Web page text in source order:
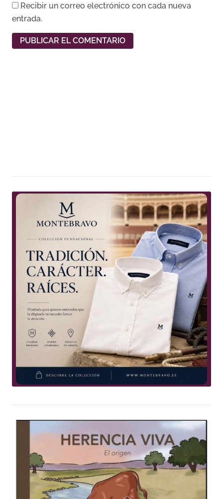
Recibir un correo electrónico con cada nueva
entrada.